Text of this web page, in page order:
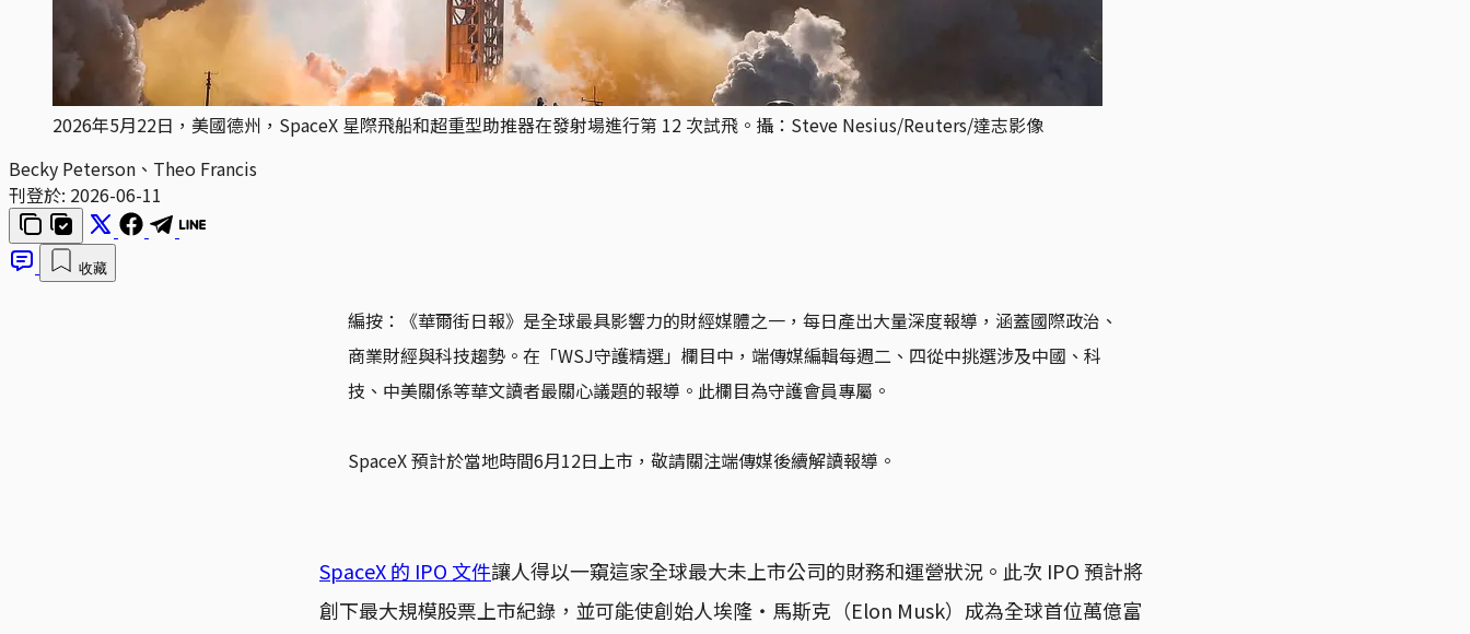
2026年5月22日，美國德州，SpaceX 星際飛船和超重型助推器在發射場進行第 12 次試飛。攝：Steve Nesius/Reuters/達志影像
Becky Peterson、Theo Francis
刊登於: 2026-06-11
收藏
編按：《華爾街日報》是全球最具影響力的財經媒體之一，每日產出大量深度報導，涵蓋國際政治、
商業財經與科技趨勢。在「WSJ守護精選」欄目中，端傳媒編輯每週二、四從中挑選涉及中國、科
技、中美關係等華文讀者最關心議題的報導。此欄目為守護會員專屬。
SpaceX 預計於當地時間6月12日上市，敬請關注端傳媒後續解讀報導。
SpaceX 的 IPO 文件讓人得以一窺這家全球最大未上市公司的財務和運營狀況。此次 IPO 預計將
創下最大規模股票上市紀錄，並可能使創始人埃隆・馬斯克（Elon Musk）成為全球首位萬億富